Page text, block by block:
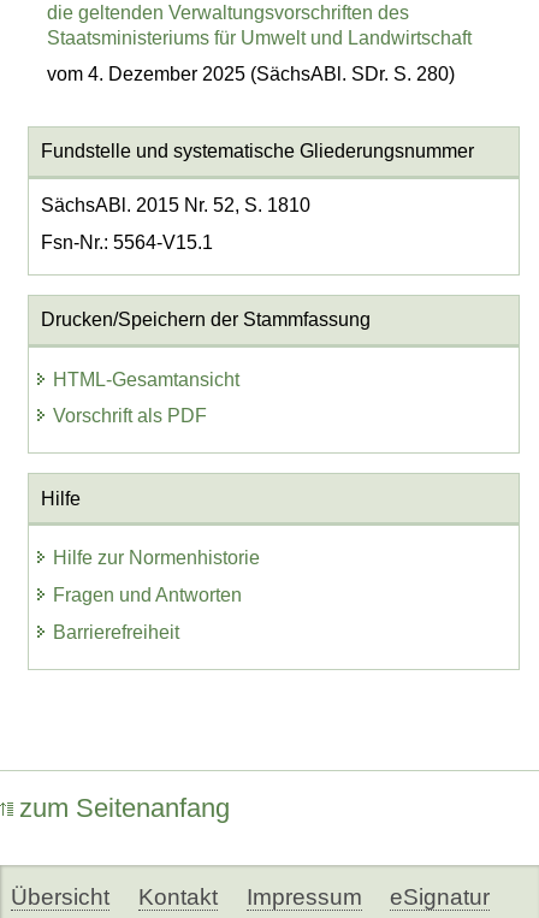
die geltenden Verwaltungsvorschriften des
Staatsministeriums für Umwelt und Landwirtschaft
vom 4. Dezember 2025 (SächsABl. SDr. S. 280)
Fundstelle und systematische Gliederungsnummer
SächsABl. 2015 Nr. 52, S. 1810
Fsn-Nr.: 5564-V15.1
Drucken/Speichern der Stammfassung
HTML-Gesamtansicht
Vorschrift als PDF
Hilfe
Hilfe zur Normenhistorie
Fragen und Antworten
Barrierefreiheit
zum Seitenanfang
Übersicht Kontakt Impressum eSignatur